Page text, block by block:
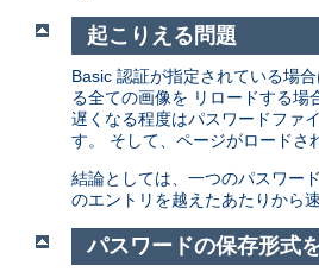
起こりえる問題
Basic 認証が指定されている場
る全ての画像を リロードする場
遅くなる程度はパスワードファ
す。 そして、ページがロードさ
結論としては、一つのパスワー
のエントリを越えたあたりから
パスワードの保存形式